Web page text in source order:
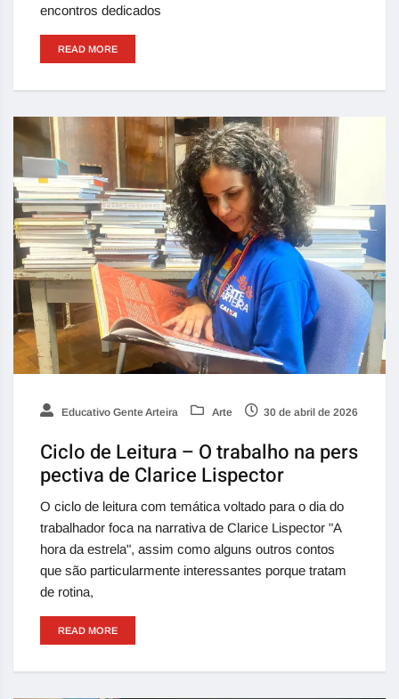
encontros dedicados
READ MORE
Educativo Gente Arteira Arte 30 de abril de 2026
Ciclo de Leitura – O trabalho na pers
pectiva de Clarice Lispector
O ciclo de leitura com temática voltado para o dia do
trabalhador foca na narrativa de Clarice Lispector "A
hora da estrela", assim como alguns outros contos
que são particularmente interessantes porque tratam
de rotina,
READ MORE